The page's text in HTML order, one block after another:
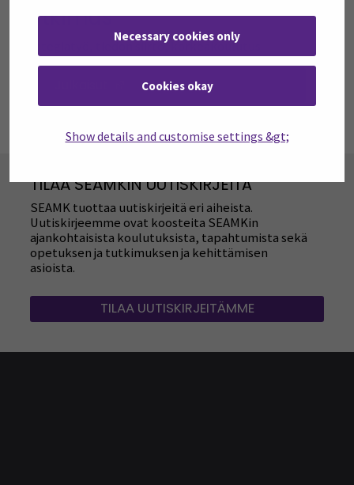
Necessary cookies only
Cookies okay
Show details and customise settings &gt;
Tutkimus
Strategiatyö, tiedon siirto, korkeakoulutus
(Opens in a new window)
TILAA SEAMKIN UUTISKIRJEITÄ
SEAMK tuottaa uutiskirjeitä eri aiheista.
Uutiskirjeemme ovat koosteita SEAMKin
ajankohtaisista koulutuksista, tapahtumista sekä
opetuksen ja tutkimuksen ja kehittämisen
asioista.
TILAA UUTISKIRJEITÄMME